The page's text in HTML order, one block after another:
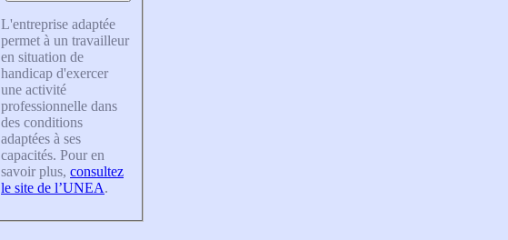
L'entreprise adaptée
permet à un travailleur
en situation de
handicap d'exercer
une activité
professionnelle dans
des conditions
adaptées à ses
capacités. Pour en
savoir plus, consultez
le site de l’UNEA.